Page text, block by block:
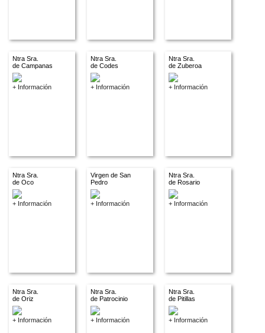
Ntra Sra.
de Campanas
+ Información
Ntra Sra.
de Codes
+ Información
Ntra Sra.
de Zuberoa
+ Información
Ntra Sra.
de Oco
+ Información
Virgen de San
Pedro
+ Información
Ntra Sra.
de Rosario
+ Información
Ntra Sra.
de Oriz
+ Información
Ntra Sra.
de Patrocinio
+ Información
Ntra Sra.
de Pitillas
+ Información